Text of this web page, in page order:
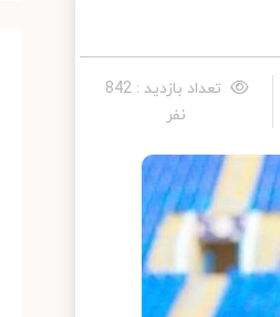
تعداد بازدید : 842
نفر